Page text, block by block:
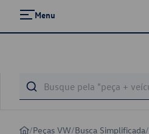
Menu
/Peças VW/Busca Simplificada/